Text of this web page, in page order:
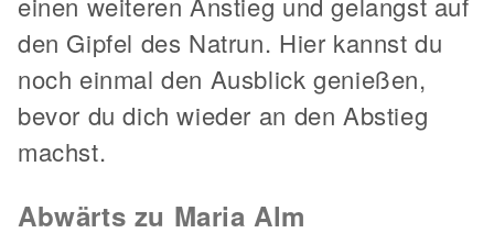
den Gipfel des Natrun. Hier kannst du
noch einmal den Ausblick genießen,
bevor du dich wieder an den Abstieg
machst.
Abwärts zu Maria Alm